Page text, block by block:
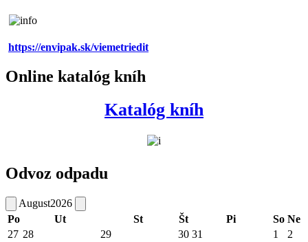
https://envipak.sk/viemetriedit
Online katalóg kníh
Katalóg kníh
Odvoz odpadu
August2026
Po
Ut St Št Pi So Ne
27 28 29 30 31 1 2